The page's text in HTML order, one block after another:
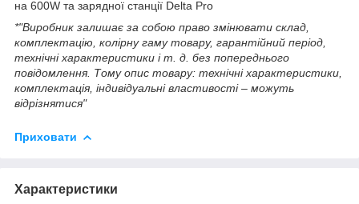
на 600W та зарядної станції Delta Pro
*"Виробник залишає за собою право змінювати склад,
комплектацію, колірну гаму товару, гарантійний період,
технічні характеристики і т. д. без попереднього
повідомлення. Тому опис товару: технічні характеристики,
комплектація, індивідуальні властивості – можуть
відрізнятися"
Приховати
Характеристики